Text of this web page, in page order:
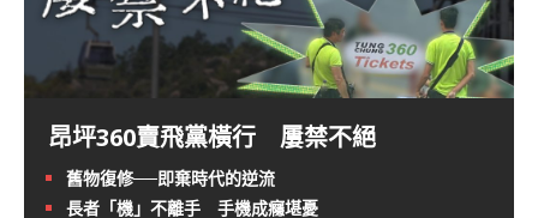
昂坪360賣飛黨橫行 屢禁不絕
舊物復修──即棄時代的逆流
長者「機」不離手 手機成癮堪憂